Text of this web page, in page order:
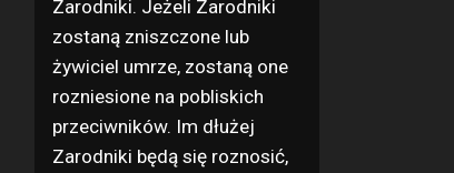
Zarodniki. Jeżeli Zarodniki
zostaną zniszczone lub
żywiciel umrze, zostaną one
rozniesione na pobliskich
przeciwników. Im dłużej
Zarodniki będą się roznosić,